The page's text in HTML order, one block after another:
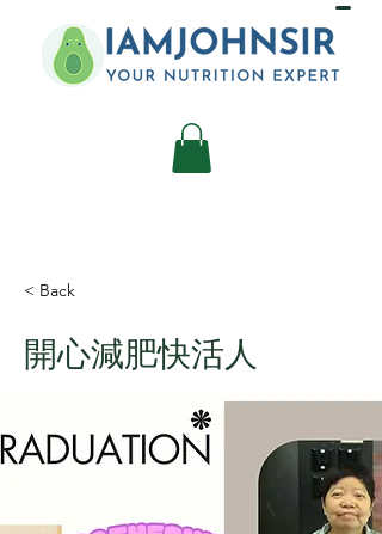
< Back
開心減肥快活人